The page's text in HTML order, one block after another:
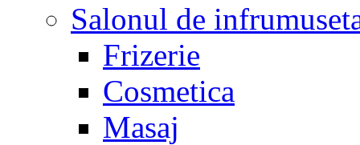
Salonul de
Frizerie
Cosmetica
Masaj